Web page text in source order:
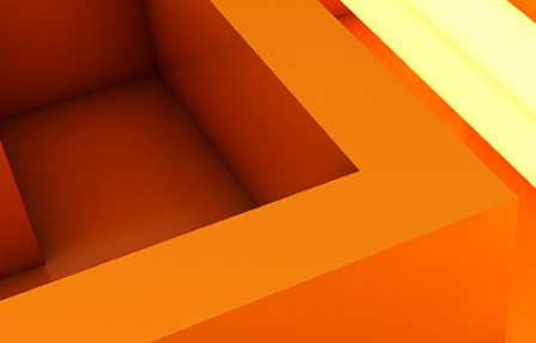
Lavora con noi
Eng|Ita